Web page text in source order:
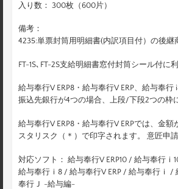
入り数： 300枚（600片）
備考：
4235:単票封筒用明細書(内訳項目付）の後継
FT-1S､FT-2S支給明細書窓付封筒シール付に
給与奉行V ERP8・給与奉行V ERP、給与奉行
振込先銀行が4つの場合、上段/下段2つの枠
給与奉行V ERP8・給与奉行V ERPでは、金額
スタリスク（＊）で印字されます。 意匠申
対応ソフト： 給与奉行V ERP10 / 給与奉行ｉ
給与奉行ｉ8 / 給与奉行V ERP / 給与奉行ｉ /
奉行Ｊ -給与編-